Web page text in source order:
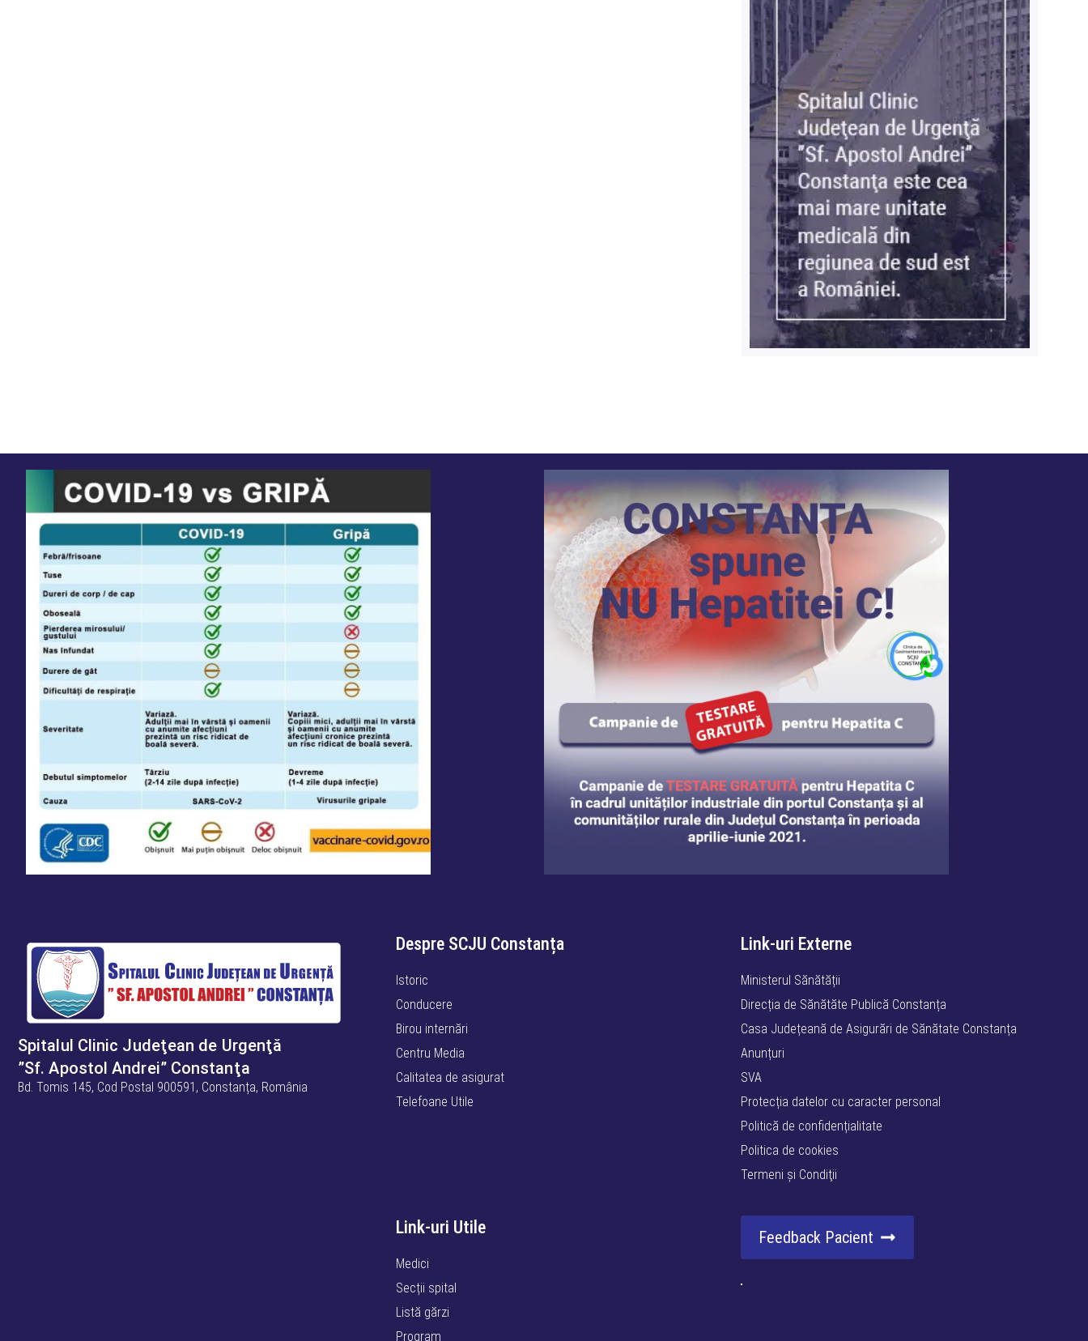
Spitalul Clinic Judeţean de Urgenţă
”Sf. Apostol Andrei” Constanţa
Bd. Tomis 145, Cod Postal 900591, Constanța, România
Despre SCJU Constanța
Istoric
Conducere
Birou internări
Centru Media
Calitatea de asigurat
Telefoane Utile
Link-uri Externe
Ministerul Sănătății
Direcția de Sănătăte Publică Constanța
Casa Județeană de Asigurări de Sănătate Constanța
Anunțuri
SVA
Protecția datelor cu caracter personal
Politică de confidențialitate
Politica de cookies
Termeni şi Condiţii
Link-uri Utile
Medici
Secții spital
Listă gărzi
Program
Feedback Pacient